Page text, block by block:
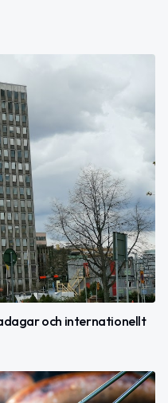
och internationellt